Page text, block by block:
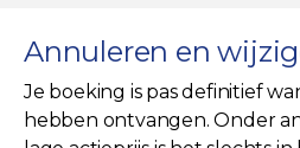
Annuleren en
Je boeking is pas definitief
hebben ontvangen. Onder